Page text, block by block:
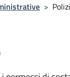
>